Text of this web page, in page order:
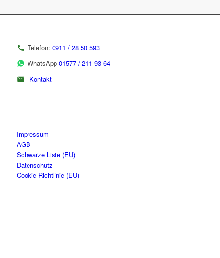
Telefon: 0911 / 28 50 593
WhatsApp 01577 / 211 93 64
Kontakt
Impressum
AGB
Schwarze Liste (EU)
Datenschutz
Cookie-Richtlinie (EU)